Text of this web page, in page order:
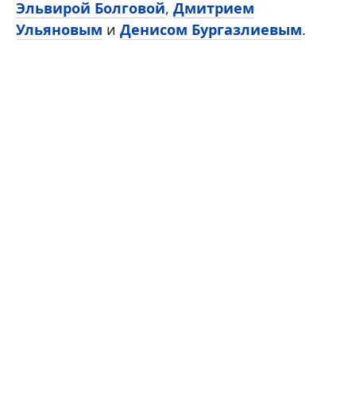
Эльвирой Болговой, Дмитрием
Ульяновым и Денисом Бургазлиевым.